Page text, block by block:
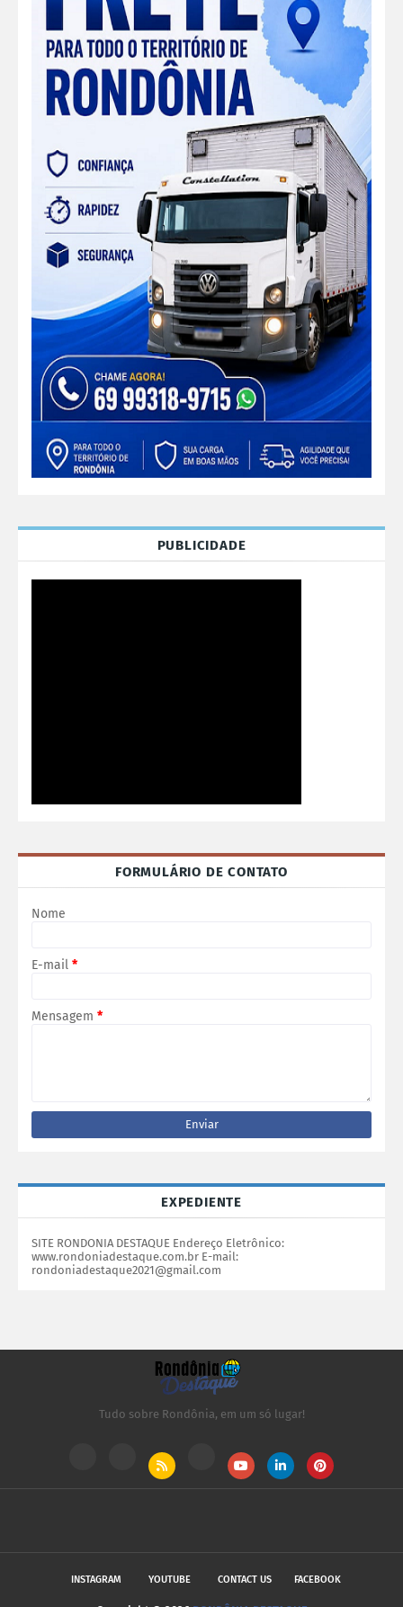
PUBLICIDADE
FORMULÁRIO DE CONTATO
Nome
E-mail *
Mensagem *
EXPEDIENTE
SITE RONDONIA DESTAQUE Endereço Eletrônico:
www.rondoniadestaque.com.br E-mail:
rondoniadestaque2021@gmail.com
Tudo sobre Rondônia, em um só lugar!
INSTAGRAM YOUTUBE CONTACT US FACEBOOK